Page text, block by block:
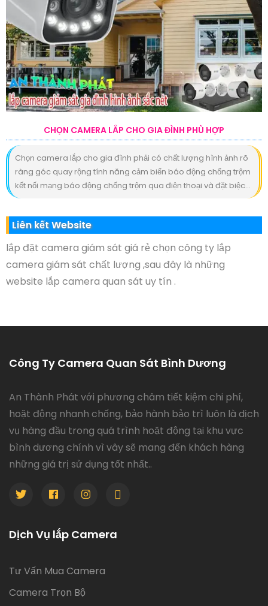
CHỌN CAMERA LẮP CHO GIA ĐÌNH PHÙ HỢP
Chọn camera lắp cho gia đình phải có chất lượng hình ảnh rõ
ràng góc quay rộng tính năng cảm biến báo động chống trộm
kết nối mạng báo động chống trộm qua điện thoại và đặt biệc...
Liên kết Website
lắp đặt camera giám sát giá rẻ chọn công ty lắp
camera giám sát chất lượng ,sau đây là những
website lắp camera quan sát uy tín .
Công Ty Camera Quan Sát Bình Dương
An Thành Phát với phương châm tiết kiệm chi phí,
hoặt động nhanh chống, bảo hành bảo trì luôn là dịch
vụ hàng đầu trong quá trình hoặt động tại khu vực
bình dương chính vì vây sẽ mang đến khách hàng
những giá trị sử dụng tốt nhất..
Dịch Vụ lắp Camera
Tư Vấn Mua Camera
Camera Trọn Bộ